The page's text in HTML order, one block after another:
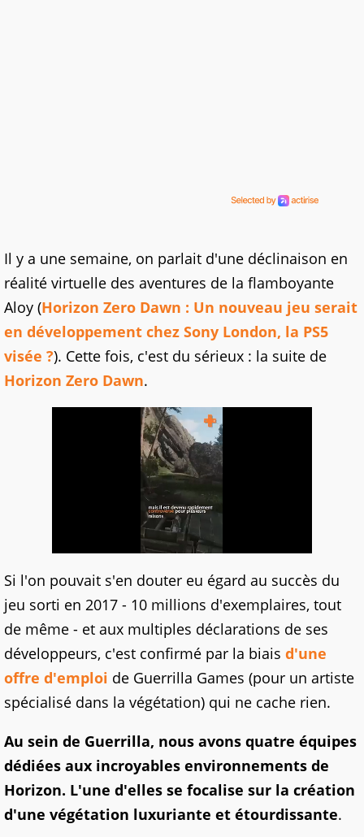
Il y a une semaine, on parlait d'une déclinaison en
réalité virtuelle des aventures de la flamboyante
Aloy (Horizon Zero Dawn : Un nouveau jeu serait
en développement chez Sony London, la PS5
visée ?). Cette fois, c'est du sérieux : la suite de
Horizon Zero Dawn.
Si l'on pouvait s'en douter eu égard au succès du
jeu sorti en 2017 - 10 millions d'exemplaires, tout
de même - et aux multiples déclarations de ses
développeurs, c'est confirmé par la biais d'une
offre d'emploi de Guerrilla Games (pour un artiste
spécialisé dans la végétation) qui ne cache rien.
Au sein de Guerrilla, nous avons quatre équipes
dédiées aux incroyables environnements de
Horizon. L'une d'elles se focalise sur la création
d'une végétation luxuriante et étourdissante.